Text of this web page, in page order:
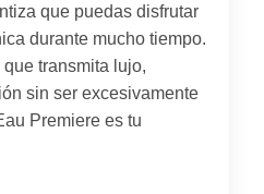
que puedas disfrutar
durante mucho tiempo.
transmita lujo,
sin ser excesivamente
Premiere es tu